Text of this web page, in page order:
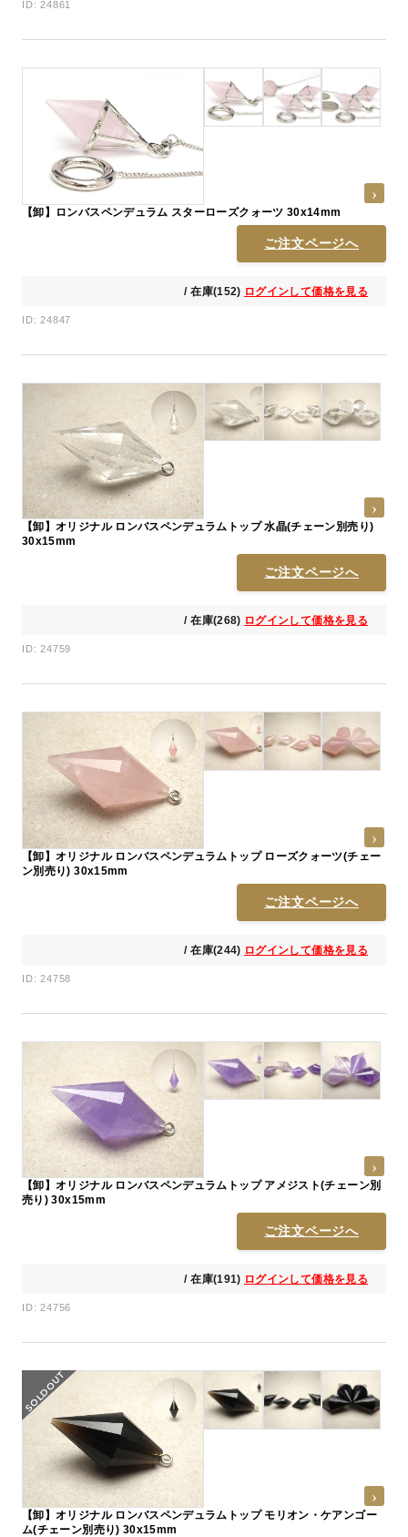
ID: 24861
【卸】ロンバスペンデュラム スターローズクォーツ 30x14mm
ご注文ページへ
/ 在庫(152) ログインして価格を見る
ID: 24847
【卸】オリジナル ロンバスペンデュラムトップ 水晶(チェーン別売り)
30x15mm
ご注文ページへ
/ 在庫(268) ログインして価格を見る
ID: 24759
【卸】オリジナル ロンバスペンデュラムトップ ローズクォーツ(チェー
ン別売り) 30x15mm
ご注文ページへ
/ 在庫(244) ログインして価格を見る
ID: 24758
【卸】オリジナル ロンバスペンデュラムトップ アメジスト(チェーン別
売り) 30x15mm
ご注文ページへ
/ 在庫(191) ログインして価格を見る
ID: 24756
【卸】オリジナル ロンバスペンデュラムトップ モリオン・ケアンゴー
ム(チェーン別売り) 30x15mm